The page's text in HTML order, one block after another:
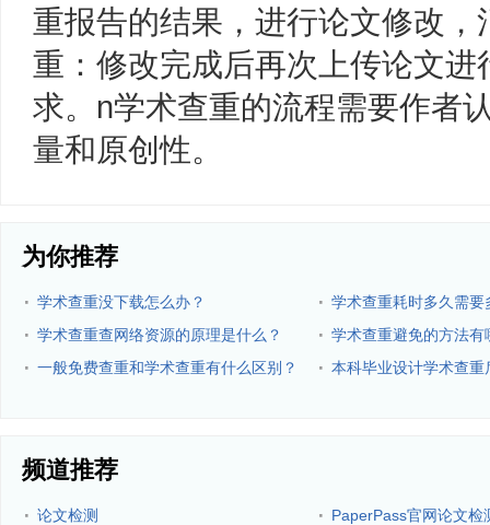
重报告的结果，进行论文修改
重：修改完成后再次上传论文
求。n学术查重的流程需要作者
量和原创性。
为你推荐
· 学术查重没下载怎么办？ · 学术查重耗时多久需要
· 学术查重查网络资源的原理是什么？ · 学术查重避免的方法有
· 一般免费查重和学术查重有什么区别？ · 本科毕业设计学术查重
频道推荐
· 论文检测 · PaperPass官网论文检